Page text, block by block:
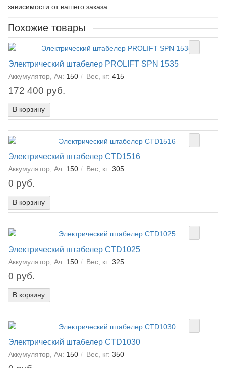
зависимости от вашего заказа.
Похожие товары
Электрический штабелер PROLIFT SPN 1535
Аккумулятор, Ач: 150 Вес, кг: 415
172 400 руб.
В корзину
Электрический штабелер CTD1516
Аккумулятор, Ач: 150 Вес, кг: 305
0 руб.
В корзину
Электрический штабелер CTD1025
Аккумулятор, Ач: 150 Вес, кг: 325
0 руб.
В корзину
Электрический штабелер CTD1030
Аккумулятор, Ач: 150 Вес, кг: 350